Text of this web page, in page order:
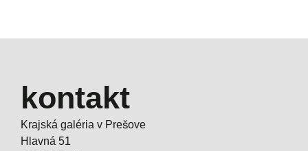
kontakt
Krajská galéria v Prešove
Hlavná 51